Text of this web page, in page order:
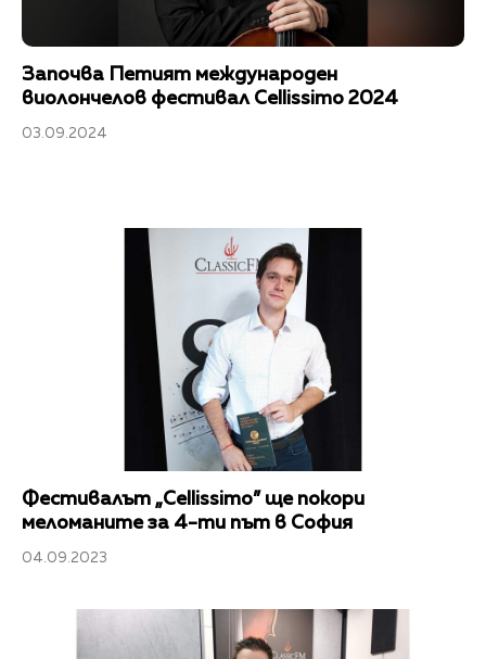
Започва Петият международен
виолончелов фестивал Cellissimo 2024
03.09.2024
Фестивалът „Cellissimo” ще покори
меломаните за 4-ти път в София
04.09.2023